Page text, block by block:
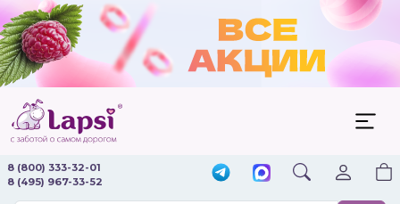
8 (800) 333-32-01
8 (495) 967-33-52